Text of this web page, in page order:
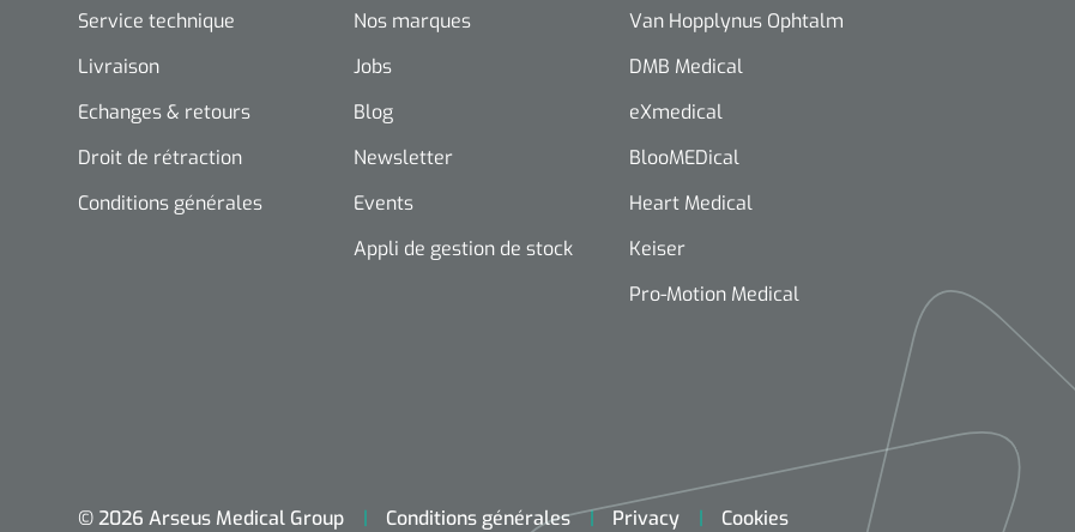
Service technique
Livraison
Echanges & retours
Droit de rétraction
Conditions générales
Nos marques
Jobs
Blog
Newsletter
Events
Appli de gestion de stock
Van Hopplynus Ophtalm
DMB Medical
eXmedical
BlooMEDical
Heart Medical
Keiser
Pro-Motion Medical
© 2026 Arseus Medical Group Conditions générales Privacy Cookies